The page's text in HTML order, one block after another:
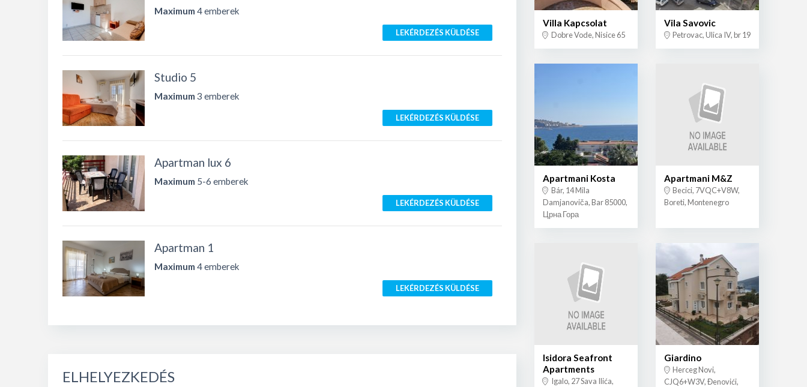
Maximum 4 emberek
LEKÉRDEZÉS KÜLDÉSE
Studio 5
Maximum 3 emberek
LEKÉRDEZÉS KÜLDÉSE
Apartman lux 6
Maximum 5-6 emberek
LEKÉRDEZÉS KÜLDÉSE
Apartman 1
Maximum 4 emberek
LEKÉRDEZÉS KÜLDÉSE
ELHELYEZKEDÉS
Villa Kapcsolat
Dobre Vode, Nisice 65
Vila Savovic
Petrovac, Ulica IV, br 19
Apartmani Kosta
Bár, 14 Mila
Damjanoviča, Bar 85000,
Црна Гора
Apartmani M&Z
Becici, 7VQC+V8W,
Boreti, Montenegro
Isidora Seafront
Apartments
Igalo, 27 Sava Ilića,
Giardino
Herceg Novi,
CJQ6+W3V, Đenovići,